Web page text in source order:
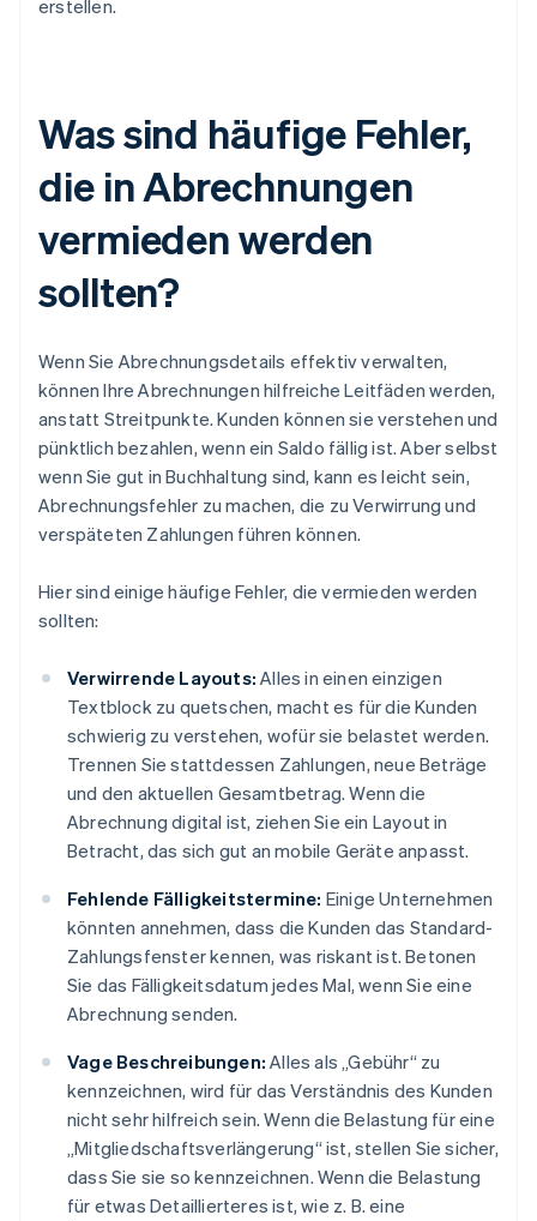
erstellen.
Was sind häufige Fehler,
die in Abrechnungen
vermieden werden
sollten?
Wenn Sie Abrechnungsdetails effektiv verwalten,
können Ihre Abrechnungen hilfreiche Leitfäden werden,
anstatt Streitpunkte. Kunden können sie verstehen und
pünktlich bezahlen, wenn ein Saldo fällig ist. Aber selbst
wenn Sie gut in Buchhaltung sind, kann es leicht sein,
Abrechnungsfehler zu machen, die zu Verwirrung und
verspäteten Zahlungen führen können.
Hier sind einige häufige Fehler, die vermieden werden
sollten:
Verwirrende Layouts: Alles in einen einzigen
Textblock zu quetschen, macht es für die Kunden
schwierig zu verstehen, wofür sie belastet werden.
Trennen Sie stattdessen Zahlungen, neue Beträge
und den aktuellen Gesamtbetrag. Wenn die
Abrechnung digital ist, ziehen Sie ein Layout in
Betracht, das sich gut an mobile Geräte anpasst.
Fehlende Fälligkeitstermine: Einige Unternehmen
könnten annehmen, dass die Kunden das Standard-
Zahlungsfenster kennen, was riskant ist. Betonen
Sie das Fälligkeitsdatum jedes Mal, wenn Sie eine
Abrechnung senden.
Vage Beschreibungen: Alles als „Gebühr“ zu
kennzeichnen, wird für das Verständnis des Kunden
nicht sehr hilfreich sein. Wenn die Belastung für eine
„Mitgliedschaftsverlängerung“ ist, stellen Sie sicher,
dass Sie sie so kennzeichnen. Wenn die Belastung
für etwas Detaillierteres ist, wie z. B. eine